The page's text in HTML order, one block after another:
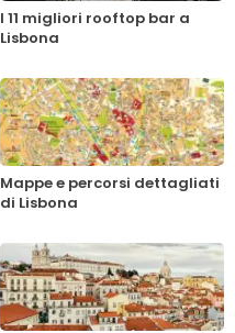
I 11 migliori rooftop bar a
Lisbona
Mappe e percorsi dettagliati
di Lisbona